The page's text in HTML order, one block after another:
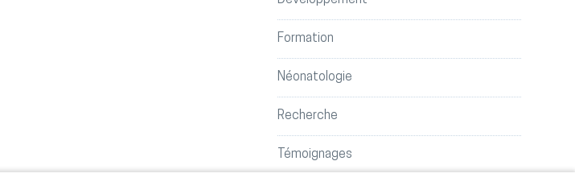
Formation
Néonatologie
Recherche
Témoignages